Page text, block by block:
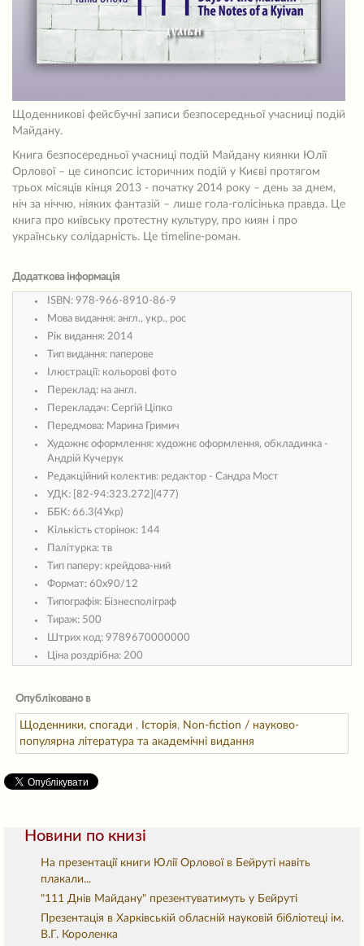
Щоденникові фейсбучні записи безпосередньої учасниці подій
Майдану.
Книга безпосередньої учасниці подій Майдану киянки Юлії
Орлової – це синопсис історичних подій у Києві протягом
трьох місяців кінця 2013 - початку 2014 року – день за днем,
ніч за ніччю, ніяких фантазій – лише гола-голісінька правда. Це
книга про київську протестну культуру, про киян і про
українську солідарність. Це timeline-роман.
Додаткова інформація
ISBN: 978-966-8910-86-9
Мова видання: англ., укр., рос
Рік видання: 2014
Тип видання: паперове
Ілюстрації: кольорові фото
Переклад: на англ.
Перекладач: Сергій Ціпко
Передмова: Марина Гримич
Художнє оформлення: художнє оформлення, обкладинка -
Андрій Кучерук
Редакційний колектив: редактор - Сандра Мост
УДК: [82-94:323.272](477)
ББК: 66.3(4Укр)
Кількість сторінок: 144
Палітурка: тв
Тип паперу: крейдова-ний
Формат: 60х90/12
Типографія: Бізнесполіграф
Тираж: 500
Штрих код: 9789670000000
Ціна роздрібна: 200
Опубліковано в
Щоденники, спогади , Історія, Non-fiction / науково-
популярна література та академічні видання
Новини по книзі
На презентації книги Юлії Орлової в Бейруті навіть
плакали...
"111 Днів Майдану" презентуватимуть у Бейруті
Презентація в Харківській обласній науковій бібліотеці ім.
В.Г. Короленка